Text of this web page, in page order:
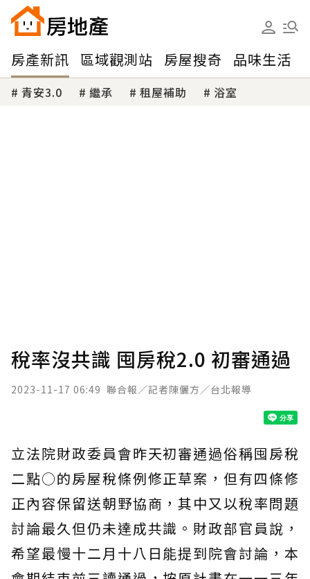
房產新訊 區域觀測站 房屋搜奇 品味生活
青安3.0 繼承 租屋補助 浴室
稅率沒共識 囤房稅2.0 初審通過
2023-11-17 06:49 聯合報／記者陳儷方／台北報導
立法院財政委員會昨天初審通過俗稱囤房稅
二點○的房屋稅條例修正草案，但有四條修
正內容保留送朝野協商，其中又以稅率問題
討論最久但仍未達成共識。財政部官員說，
希望最慢十二月十八日能提到院會討論，本